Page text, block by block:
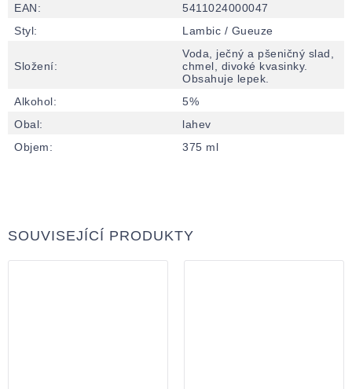
EAN:
5411024000047
Styl: Lambic / Gueuze
Složení:
Voda, ječný a pšeničný slad,
chmel, divoké kvasinky.
Obsahuje lepek.
Alkohol:
5%
Obal:
lahev
Objem: 375 ml
SOUVISEJÍCÍ PRODUKTY